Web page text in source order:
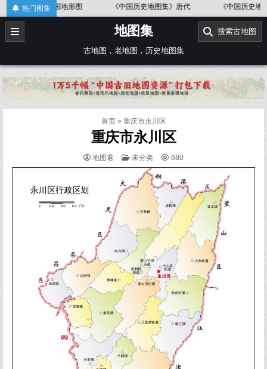
Skip
to
content
热门图集
中国地形图 《中国历史地图集》唐代 《中国历史地图集》金
地图集
古地图，老地图，历史地图集
搜索古地图
首页» 重庆市永川区
重庆市永川区
地图君
POSTED
未分类 680